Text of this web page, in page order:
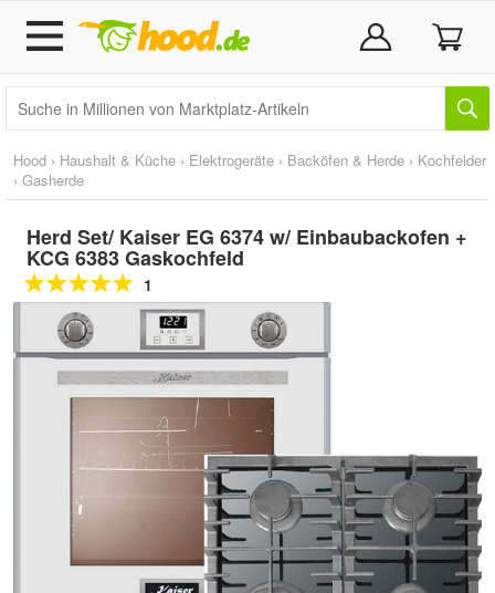
Hood › Haushalt & Küche › Elektrogeräte › Backöfen & Herde › Kochfelder
› Gasherde
Herd Set/ Kaiser EG 6374 w/ Einbaubackofen +
KCG 6383 Gaskochfeld
1